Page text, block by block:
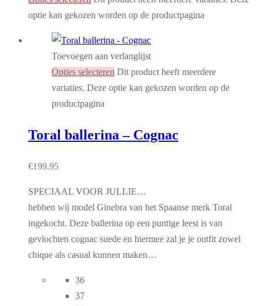
optie kan gekozen worden op de productpagina
Toevoegen aan verlanglijst
Opties selecteren Dit product heeft meerdere
variaties. Deze optie kan gekozen worden op de
productpagina
Toral ballerina – Cognac
€199.95
SPECIAAL VOOR JULLIE…
hebben wij model Ginebra van het Spaanse merk Toral
ingekocht. Deze ballerina op een puntige leest is van
gevlochten cognac suede en hiermee zal je je outfit zowel
chique als casual kunnen maken…
36
37